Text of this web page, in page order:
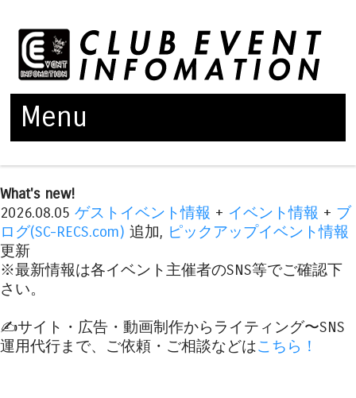
Menu
What's new!
2026.08.05 ゲストイベント情報 + イベント情報 + ブ
ログ(SC-RECS.com) 追加, ピックアップイベント情報
更新
※最新情報は各イベント主催者のSNS等でご確認下
さい。
✍️サイト・広告・動画制作からライティング〜SNS
運用代行まで、ご依頼・ご相談などはこちら！